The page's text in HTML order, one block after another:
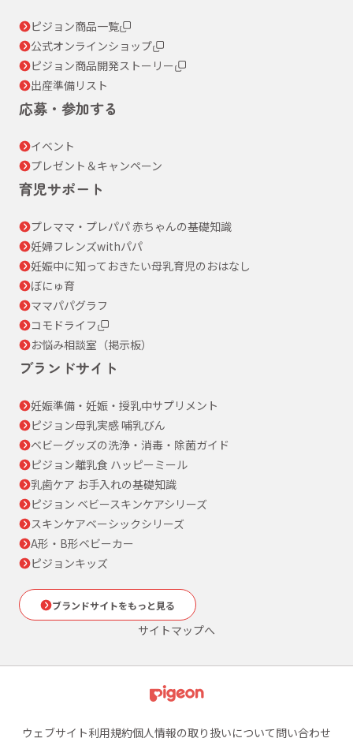
ピジョン商品一覧
公式オンラインショップ
ピジョン商品開発ストーリー
出産準備リスト
応募・参加する
イベント
プレゼント＆キャンペーン
育児サポート
プレママ・プレパパ 赤ちゃんの基礎知識
妊婦フレンズwithパパ
妊娠中に知っておきたい母乳育児のおはなし
ぼにゅ育
ママパパグラフ
コモドライフ
お悩み相談室（掲示板）
ブランドサイト
妊娠準備・妊娠・授乳中サプリメント
ピジョン母乳実感 哺乳びん
ベビーグッズの洗浄・消毒・除菌ガイド
ピジョン離乳食 ハッピーミール
乳歯ケア お手入れの基礎知識
ピジョン ベビースキンケアシリーズ
スキンケアベーシックシリーズ
A形・B形ベビーカー
ピジョンキッズ
ブランドサイトをもっと見る
サイトマップへ
ウェブサイト利用規約個人情報の取り扱いについて問い合わせ